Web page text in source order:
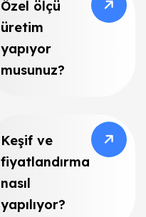
Özel ölçü
üretim
yapıyor
musunuz?
Keşif ve
fiyatlandırma
nasıl
yapılıyor?